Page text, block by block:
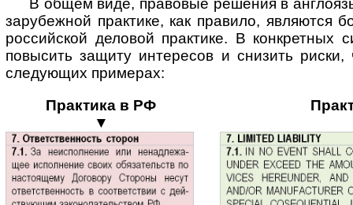
В общем виде, правовые решения в
зарубежной практике, как правило, являются
российской деловой практике. В конкретных
повысить защиту интересов и снизить
следующих примерах:
Практика в РФ
▼